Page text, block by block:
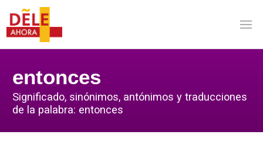
entonces
Significado, sinónimos, antónimos y traducciones
de la palabra: entonces